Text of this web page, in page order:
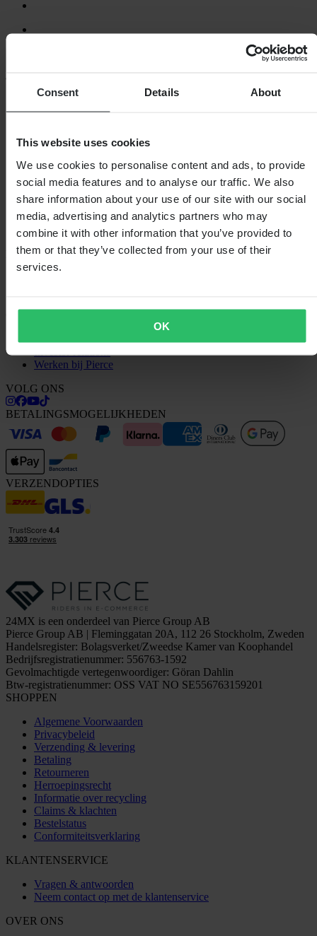
Consent Details About
This website uses cookies
We use cookies to personalise content and ads, to provide
social media features and to analyse our traffic. We also
share information about your use of our site with our social
media, advertising and analytics partners who may
combine it with other information that you’ve provided to
them or that they’ve collected from your use of their
services.
OK
SHOPPEN
Algemene Voorwaarden
Verzending & levering
Retourneren
Herroepingsrecht
Claims & klachten
Bestelstatus
Conformiteitsverklaring
KLANTENSERVICE
Werken bij Pierce
VOLG ONS
BETALINGSMOGELIJKHEDEN
VERZENDOPTIES
24MX is een onderdeel van Pierce Group AB
Pierce Group AB | Fleminggatan 20A, 112 26 Stockholm, Zweden
Handelsregister: Bolagsverket/Zweedse Kamer van Koophandel
Bedrijfsregistratienummer: 556763-1592
Gevolmachtigde vertegenwoordiger: Göran Dahlin
Btw-registratienummer: OSS VAT NO SE556763159201
SHOPPEN
Algemene Voorwaarden
Privacybeleid
Verzending & levering
Betaling
Retourneren
Herroepingsrecht
Informatie over recycling
Claims & klachten
Bestelstatus
Conformiteitsverklaring
KLANTENSERVICE
Vragen & antwoorden
Neem contact op met de klantenservice
OVER ONS